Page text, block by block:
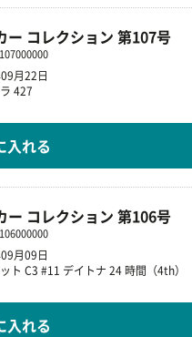
ー コレクション 第107号
月22日
427
入れる
ー コレクション 第106号
月09日
ト C3 #11 デイトナ 24 時間（4th）
入れる